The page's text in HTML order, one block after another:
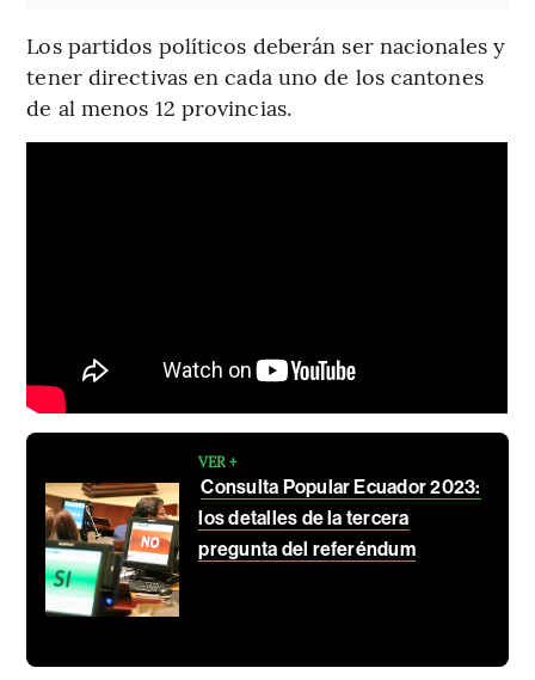
Los partidos políticos deberán ser nacionales y
tener directivas en cada uno de los cantones
de al menos 12 provincias.
VER +
Consulta Popular Ecuador 2023:
los detalles de la tercera
pregunta del referéndum